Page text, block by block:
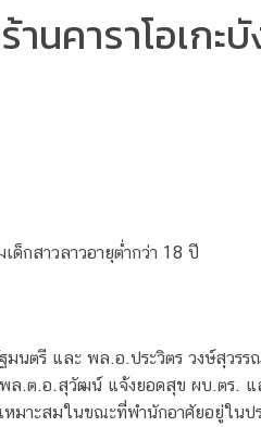
นคาราโอเกะ
ด็กสาวลาวอายุต่ำกว่า 18 ปี
ตรี และ พล.อ.ประวิตร วงษ์สุวรร
ล.ต.อ.สุวัฒน์ แจ้งยอดสุข ผบ.ตร.
มาะสมในขณะที่พำนักอาศัยอยู่ใน